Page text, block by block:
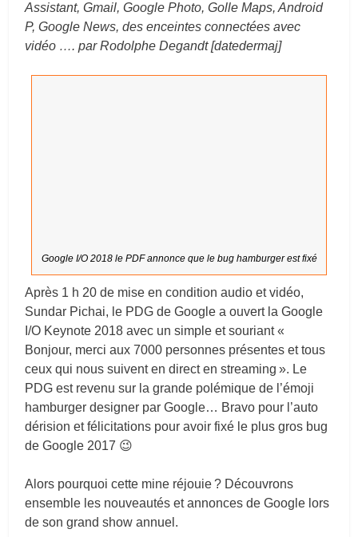
Assistant, Gmail, Google Photo, Golle Maps, Android
P, Google News, des enceintes connectées avec
vidéo …. par Rodolphe Degandt[datedermaj]
Google I/O 2018 le PDF annonce que le bug hamburger est fixé
Après 1 h 20 de mise en condition audio et vidéo,
Sundar Pichai, le PDG de Google a ouvert la Google
I/O Keynote 2018 avec un simple et souriant «
Bonjour, merci aux 7000 personnes présentes et tous
ceux qui nous suivent en direct en streaming ». Le
PDG est revenu sur la grande polémique de l’émoji
hamburger designer par Google… Bravo pour l’auto
dérision et félicitations pour avoir fixé le plus gros bug
de Google 2017 😉
Alors pourquoi cette mine réjouie ? Découvrons
ensemble les nouveautés et annonces de Google lors
de son grand show annuel.